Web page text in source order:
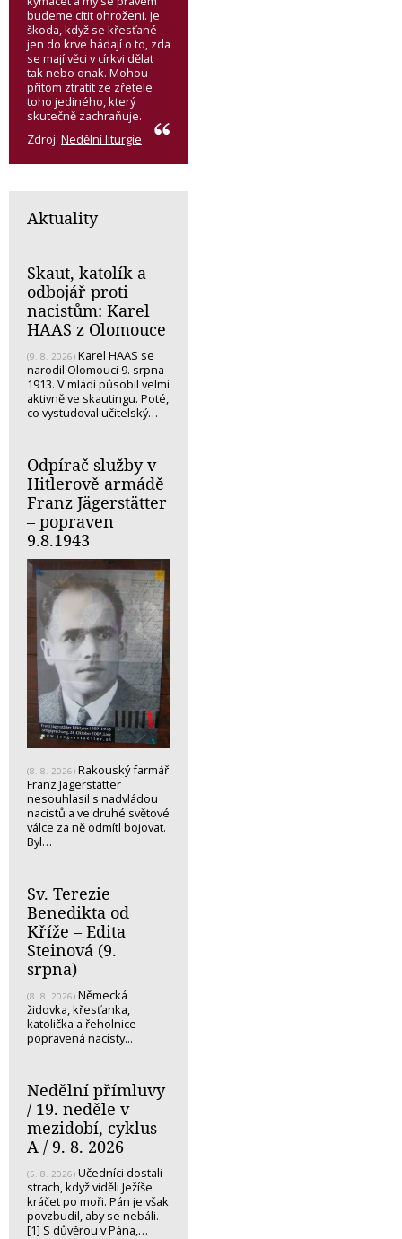
budeme cítit ohroženi. Je
škoda, když se křesťané
jen do krve hádají o to, zda
se mají věci v církvi dělat
tak nebo onak. Mohou
přitom ztratit ze zřetele
toho jediného, který
skutečně zachraňuje.
Zdroj: Nedělní liturgie
Aktuality
Skaut, katolík a
odbojář proti
nacistům: Karel
HAAS z Olomouce
(9. 8. 2026) Karel HAAS se
narodil Olomouci 9. srpna
1913. V mládí působil velmi
aktivně ve skautingu. Poté,
co vystudoval učitelský…
Odpírač služby v
Hitlerově armádě
Franz Jägerstätter
– popraven
9.8.1943
(8. 8. 2026) Rakouský farmář
Franz Jägerstätter
nesouhlasil s nadvládou
nacistů a ve druhé světové
válce za ně odmítl bojovat.
Byl…
Sv. Terezie
Benedikta od
Kříže – Edita
Steinová (9.
srpna)
(8. 8. 2026) Německá
židovka, křesťanka,
katolička a řeholnice -
popravená nacisty...
Nedělní přímluvy
/ 19. neděle v
mezidobí, cyklus
A / 9. 8. 2026
(5. 8. 2026) Učedníci dostali
strach, když viděli Ježíše
kráčet po moři. Pán je však
povzbudil, aby se nebáli.
[1] S důvěrou v Pána,…